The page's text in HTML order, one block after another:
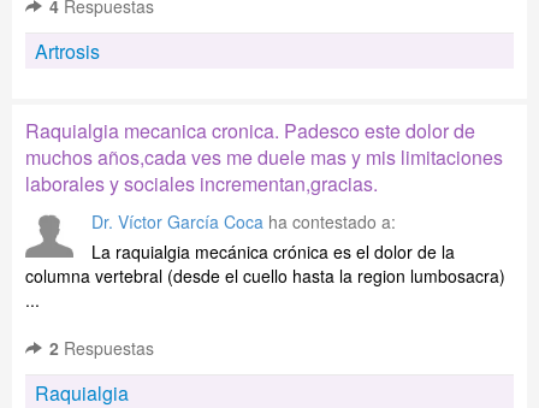
4 Respuestas
Artrosis
Raquialgia mecanica cronica. Padesco este dolor de
muchos años,cada ves me duele mas y mis limitaciones
laborales y sociales incrementan,gracias.
Dr. Víctor García Coca ha contestado a:
La raquialgia mecánica crónica es el dolor de la
columna vertebral (desde el cuello hasta la region lumbosacra)
...
2 Respuestas
Raquialgia